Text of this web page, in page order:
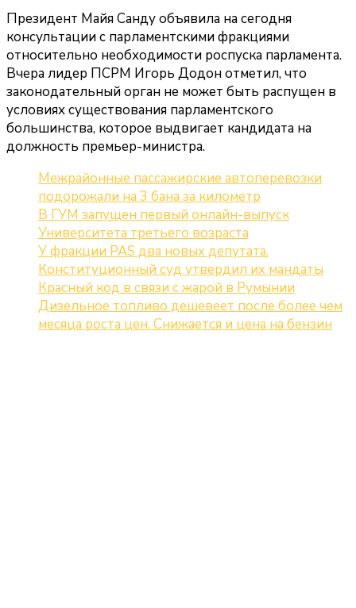
Президент Майя Санду объявила на сегодня
консультации с парламентскими фракциями
относительно необходимости роспуска парламента.
Вчера лидер ПСРМ Игорь Додон отметил, что
законодательный орган не может быть распущен в
условиях существования парламентского
большинства, которое выдвигает кандидата на
должность премьер-министра.
Межрайонные пассажирские автоперевозки
подорожали на 3 бана за километр
В ГУМ запущен первый онлайн-выпуск
Университета третьего возраста
У фракции PAS два новых депутата.
Конституционный суд утвердил их мандаты
Красный код в связи с жарой в Румынии
Дизельное топливо дешевеет после более чем
месяца роста цен. Снижается и цена на бензин